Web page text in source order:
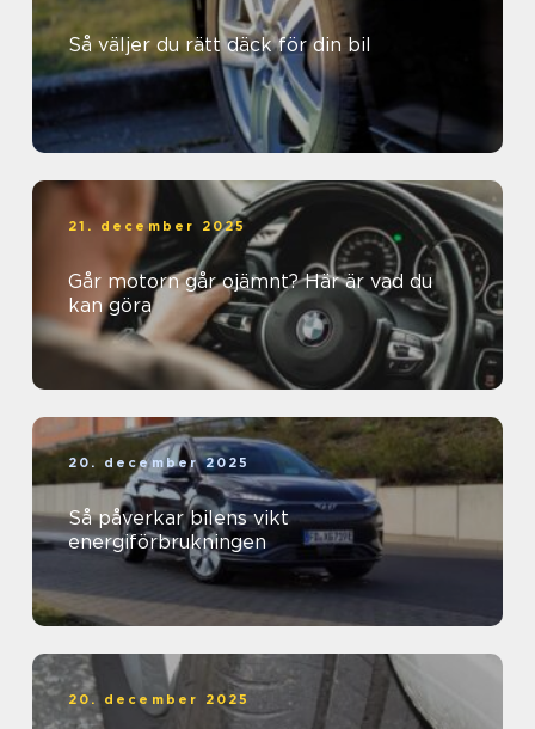
Så väljer du rätt däck för din bil
21. december 2025
Går motorn går ojämnt? Här är vad du
kan göra
20. december 2025
Så påverkar bilens vikt
energiförbrukningen
20. december 2025